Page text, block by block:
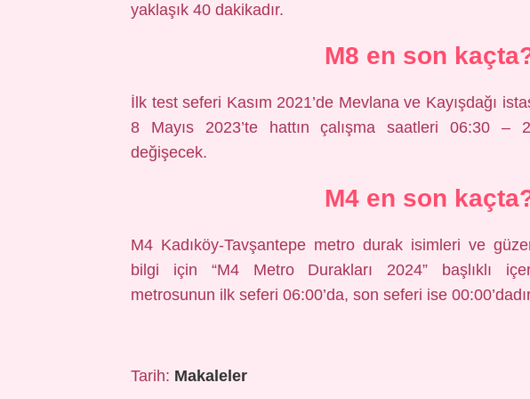
yaklaşık 40 dakikadır.
M8 en son
İlk test seferi Kasım 2021’de Mevlana ve Kayışdağı
8 Mayıs 2023’te hattın çalışma saatleri 06:30 –
değişecek.
M4 en son
M4 Kadıköy-Tavşantepe metro durak isimleri ve
bilgi için “M4 Metro Durakları 2024” başlıklı
metrosunun ilk seferi 06:00’da, son seferi ise
Tarih: Makaleler